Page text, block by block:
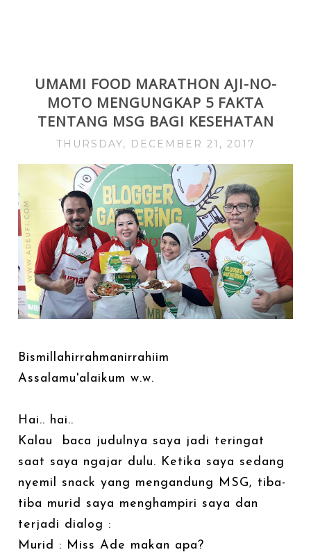
UMAMI FOOD MARATHON AJI-NO-
MOTO MENGUNGKAP 5 FAKTA
TENTANG MSG BAGI KESEHATAN
THURSDAY, DECEMBER 21, 2017
Bismillahirrahmanirrahiim
Assalamu'alaikum w.w.
Hai.. hai..
Kalau baca judulnya saya jadi teringat
saat saya ngajar dulu. Ketika saya sedang
nyemil snack yang mengandung MSG, tiba-
tiba murid saya menghampiri saya dan
terjadi dialog :
Murid : Miss Ade makan apa?